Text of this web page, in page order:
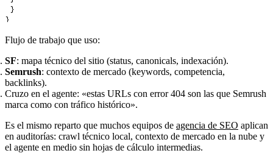
Flujo de trabajo que uso:
SF: mapa técnico del sitio (status, canonicals, indexación).
Semrush: contexto de mercado (keywords, competencia,
backlinks).
Cruzo en el agente: «estas URLs con error 404 son las que Semrush
marca como con tráfico histórico».
Es el mismo reparto que muchos equipos de agencia de SEO aplican
en auditorías: crawl técnico local, contexto de mercado en la nube y
el agente en medio sin hojas de cálculo intermedias.